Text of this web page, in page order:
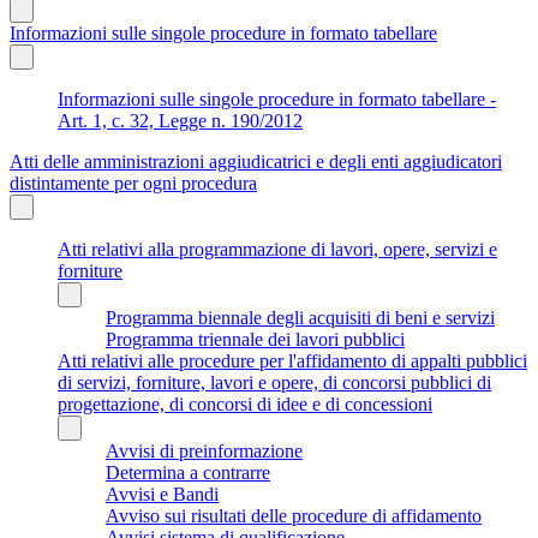
Informazioni sulle singole procedure in formato tabellare
Informazioni sulle singole procedure in formato tabellare -
Art. 1, c. 32, Legge n. 190/2012
Atti delle amministrazioni aggiudicatrici e degli enti aggiudicatori
distintamente per ogni procedura
Atti relativi alla programmazione di lavori, opere, servizi e
forniture
Programma biennale degli acquisiti di beni e servizi
Programma triennale dei lavori pubblici
Atti relativi alle procedure per l'affidamento di appalti pubblici
di servizi, forniture, lavori e opere, di concorsi pubblici di
progettazione, di concorsi di idee e di concessioni
Avvisi di preinformazione
Determina a contrarre
Avvisi e Bandi
Avviso sui risultati delle procedure di affidamento